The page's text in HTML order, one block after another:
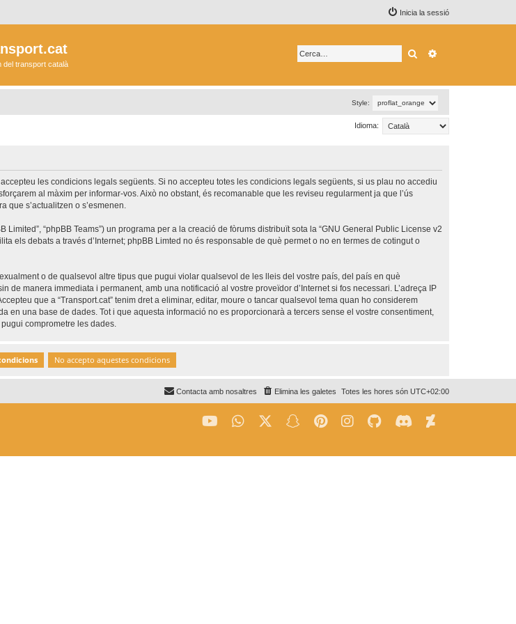
Inicia la sessió
del transport català
Cerca
Style:
Idioma:
accepteu les condicions legals següents. Si no accepteu totes les condicions legals següents, si us plau no accediu
al màxim per informar-vos. Això no obstant, és recomanable que les reviseu regularment ja que l’ús
que s’actualitzen o s’esmenen.
Limited”, “phpBB Teams”) un programa per a la creació de fòrums distribuït sota la “GNU General Public License v2
els debats a través d’Internet; phpBB Limted no és responsable de què permet o no en termes de cotingut o
o de qualsevol altre tipus que pugui violar qualsevol de les lleis del vostre país, del país en què
manera immediata i permanent, amb una notificació al vostre proveïdor d’Internet si fos necessari. L’adreça IP
que a “Transport.cat” tenim dret a eliminar, editar, moure o tancar qualsevol tema quan ho considerem
una base de dades. Tot i que aquesta informació no es proporcionarà a tercers sense el vostre consentiment,
comprometre les dades.
Totes les hores són UTC+02:00
Elimina les galetes
Contacta amb nosaltres